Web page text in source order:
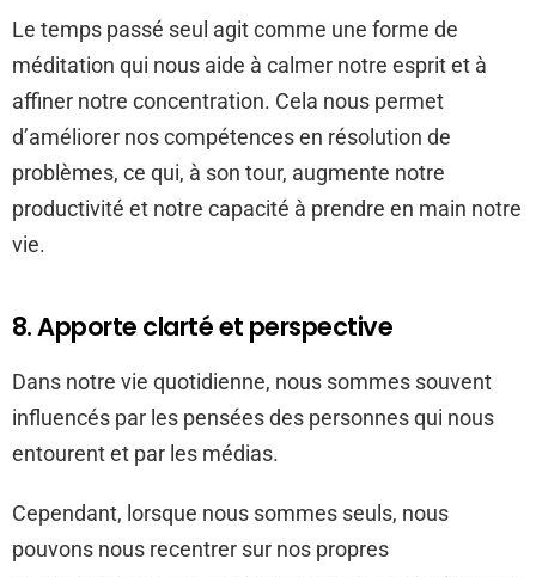
Le temps passé seul agit comme une forme de
méditation qui nous aide à calmer notre esprit et à
affiner notre concentration. Cela nous permet
d’améliorer nos compétences en résolution de
problèmes, ce qui, à son tour, augmente notre
productivité et notre capacité à prendre en main notre
vie.
8. Apporte clarté et perspective
Dans notre vie quotidienne, nous sommes souvent
influencés par les pensées des personnes qui nous
entourent et par les médias.
Cependant, lorsque nous sommes seuls, nous
pouvons nous recentrer sur nos propres